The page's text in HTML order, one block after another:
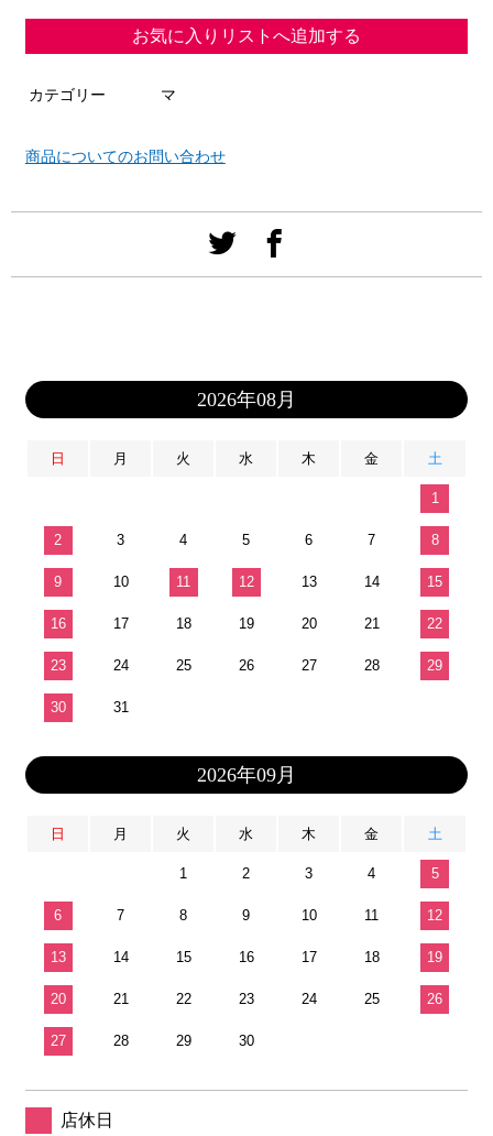
お気に入りリストへ追加する
カテゴリー マ
商品についてのお問い合わせ
2026年08月
日 月 火 水 木 金 土
1
2 3 4 5 6 7 8
9 10 11 12 13 14 15
16 17 18 19 20 21 22
23 24 25 26 27 28 29
30 31
2026年09月
日 月 火 水 木 金 土
1 2 3 4 5
6 7 8 9 10 11 12
13 14 15 16 17 18 19
20 21 22 23 24 25 26
27 28 29 30
店休日